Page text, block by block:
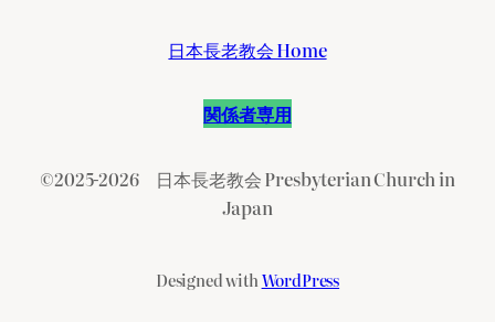
日本長老教会 Home
関係者専用
©2025-2026 日本長老教会 Presbyterian Church in
Japan
Designed withWordPress